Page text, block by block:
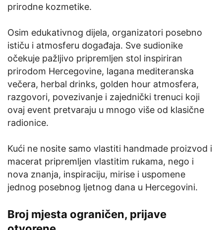
prirodne kozmetike.
Osim edukativnog dijela, organizatori posebno
ističu i atmosferu događaja. Sve sudionike
očekuje pažljivo pripremljen stol inspiriran
prirodom Hercegovine, lagana mediteranska
večera, herbal drinks, golden hour atmosfera,
razgovori, povezivanje i zajednički trenuci koji
ovaj event pretvaraju u mnogo više od klasične
radionice.
Kući ne nosite samo vlastiti handmade proizvod i
macerat pripremljen vlastitim rukama, nego i
nova znanja, inspiraciju, mirise i uspomene
jednog posebnog ljetnog dana u Hercegovini.
Broj mjesta ograničen, prijave